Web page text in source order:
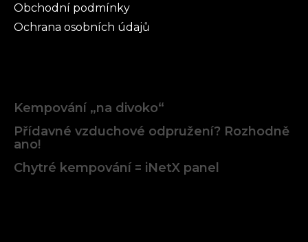
Obchodní podmínky
Ochrana osobních údajů
Kempování „na divoko“
Přídavné vzduchové odpružení? Rozhodně
ano!
Chytré kempování = iNetX panel